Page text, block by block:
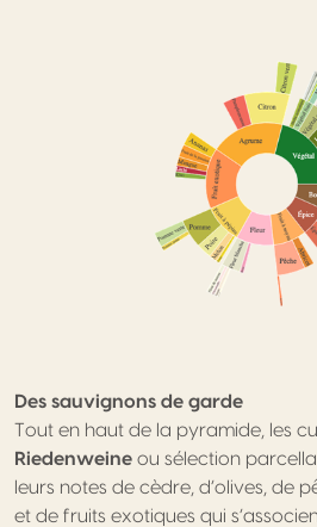
Des sauvignons de garde
Tout en haut de la pyramide, les
Riedenweine ou sélection
leurs notes de cèdre, d’olives, de
et de fruits exotiques qui